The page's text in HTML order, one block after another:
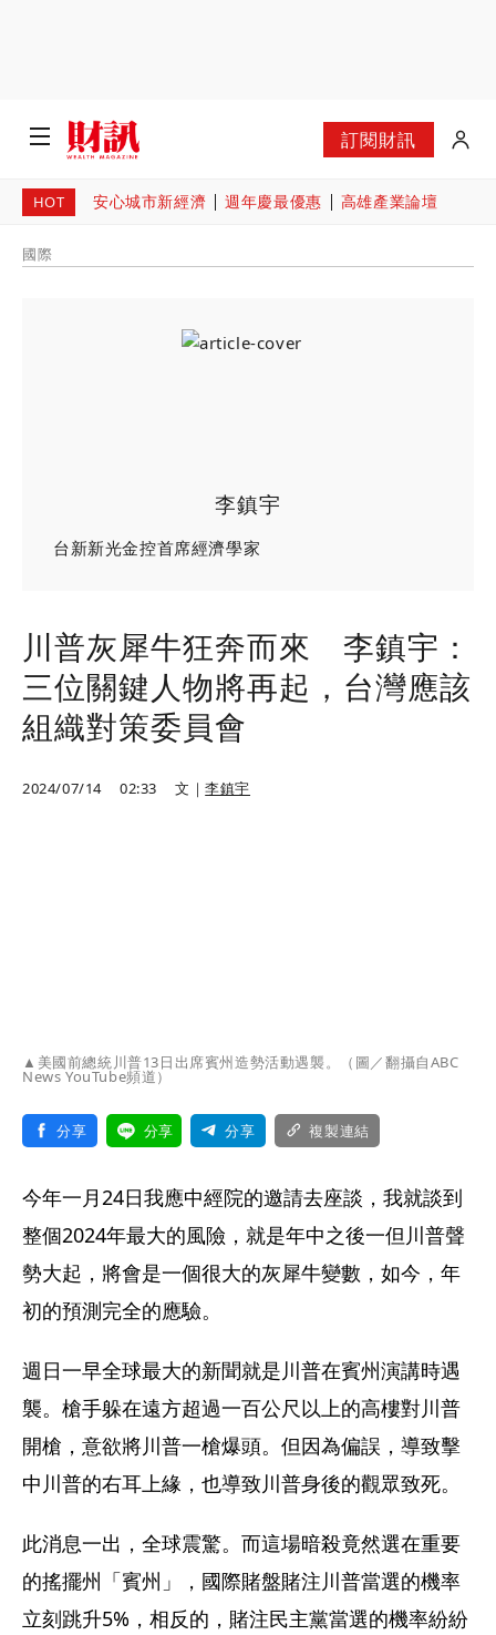
訂閱財訊
HOT 安心城市新經濟 週年慶最優惠 高雄產業論壇
國際
李鎮宇
台新新光金控首席經濟學家
川普灰犀牛狂奔而來 李鎮宇：
三位關鍵人物將再起，台灣應該
組織對策委員會
2024/07/14 02:33 文｜李鎮宇
▲美國前總統川普13日出席賓州造勢活動遇襲。（圖／翻攝自ABC
News YouTube頻道）
分享 分享 分享 複製連結
今年一月24日我應中經院的邀請去座談，我就談到
整個2024年最大的風險，就是年中之後一但川普聲
勢大起，將會是一個很大的灰犀牛變數，如今，年
初的預測完全的應驗。
週日一早全球最大的新聞就是川普在賓州演講時遇
襲。槍手躲在遠方超過一百公尺以上的高樓對川普
開槍，意欲將川普一槍爆頭。但因為偏誤，導致擊
中川普的右耳上緣，也導致川普身後的觀眾致死。
此消息一出，全球震驚。而這場暗殺竟然選在重要
的搖擺州「賓州」，國際賭盤賭注川普當選的機率
立刻跳升5%，相反的，賭注民主黨當選的機率紛紛